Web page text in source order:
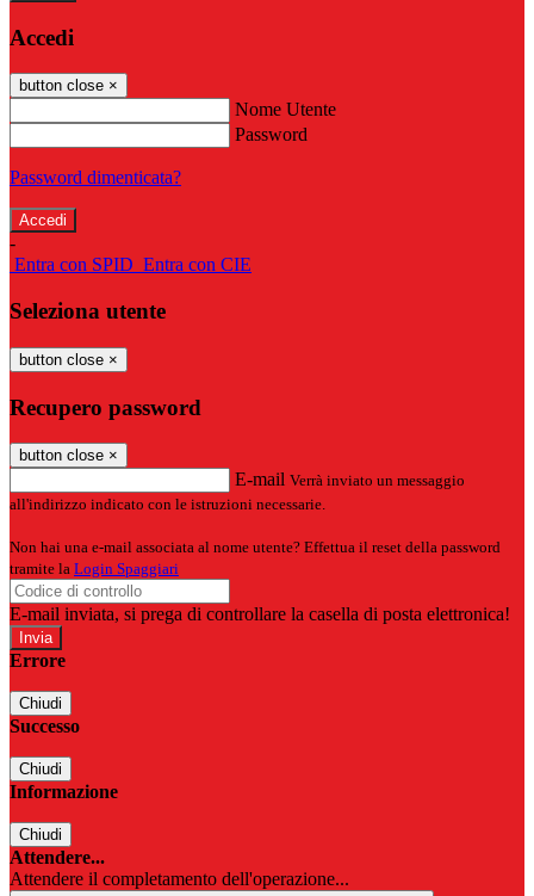
Accedi
button close ×
Nome Utente
Password
Password dimenticata?
-
Entra con SPID Entra con CIE
Seleziona utente
button close ×
Recupero password
button close ×
E-mail Verrà inviato un messaggio
all'indirizzo indicato con le istruzioni necessarie.
Non hai una e-mail associata al nome utente? Effettua il reset della password
tramite la Login Spaggiari
E-mail inviata, si prega di controllare la casella di posta elettronica!
Errore
Chiudi
Successo
Chiudi
Informazione
Chiudi
Attendere...
Attendere il completamento dell'operazione...